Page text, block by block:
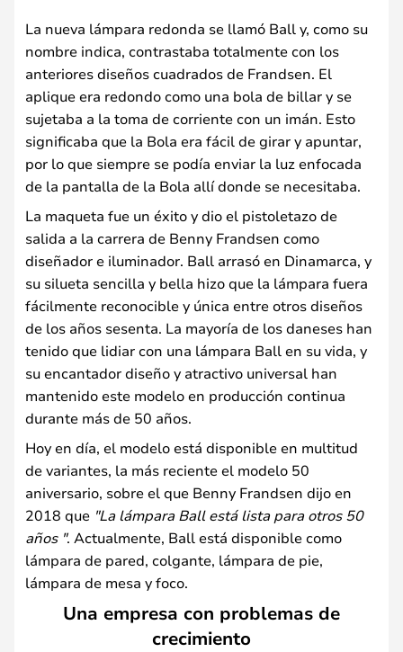
La nueva lámpara redonda se llamó Ball y, como su
nombre indica, contrastaba totalmente con los
anteriores diseños cuadrados de Frandsen. El
aplique era redondo como una bola de billar y se
sujetaba a la toma de corriente con un imán. Esto
significaba que la Bola era fácil de girar y apuntar,
por lo que siempre se podía enviar la luz enfocada
de la pantalla de la Bola allí donde se necesitaba.
La maqueta fue un éxito y dio el pistoletazo de
salida a la carrera de Benny Frandsen como
diseñador e iluminador. Ball arrasó en Dinamarca, y
su silueta sencilla y bella hizo que la lámpara fuera
fácilmente reconocible y única entre otros diseños
de los años sesenta. La mayoría de los daneses han
tenido que lidiar con una lámpara Ball en su vida, y
su encantador diseño y atractivo universal han
mantenido este modelo en producción continua
durante más de 50 años.
Hoy en día, el modelo está disponible en multitud
de variantes, la más reciente el modelo 50
aniversario, sobre el que Benny Frandsen dijo en
2018 que "La lámpara Ball está lista para otros 50
años ". Actualmente, Ball está disponible como
lámpara de pared, colgante, lámpara de pie,
lámpara de mesa y foco.
Una empresa con problemas de
crecimiento